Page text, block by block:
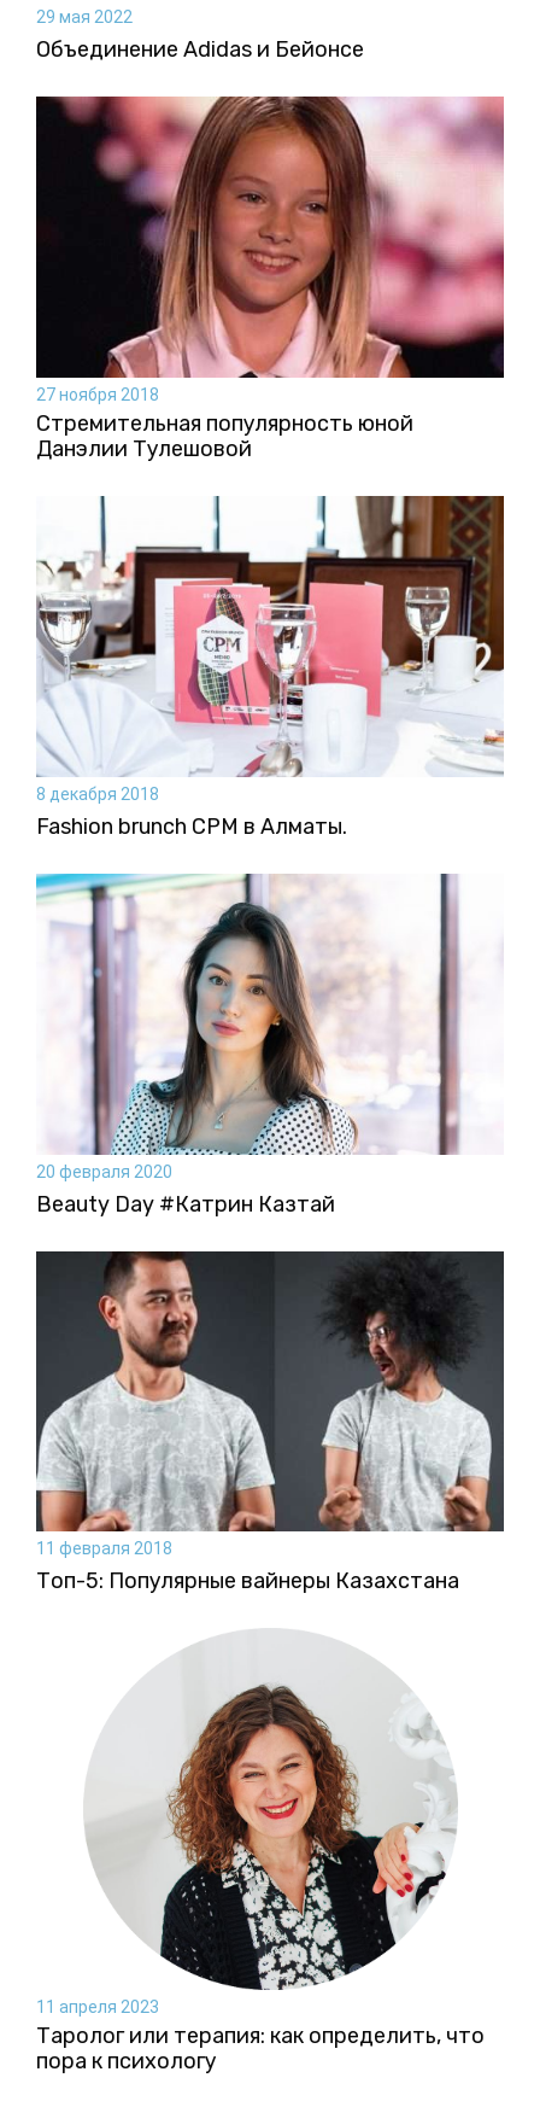
29 мая 2022
Объединение Adidas и Бейонсе
27 ноября 2018
Стремительная популярность юной
Данэлии Тулешовой
8 декабря 2018
Fashion brunch CPM в Алматы.
20 февраля 2020
Beauty Day #Катрин Казтай
11 февраля 2018
Топ-5: Популярные вайнеры Казахстана
11 апреля 2023
Таролог или терапия: как определить, что
пора к психологу